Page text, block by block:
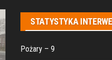
STATYSTYKA
Pożary – 9